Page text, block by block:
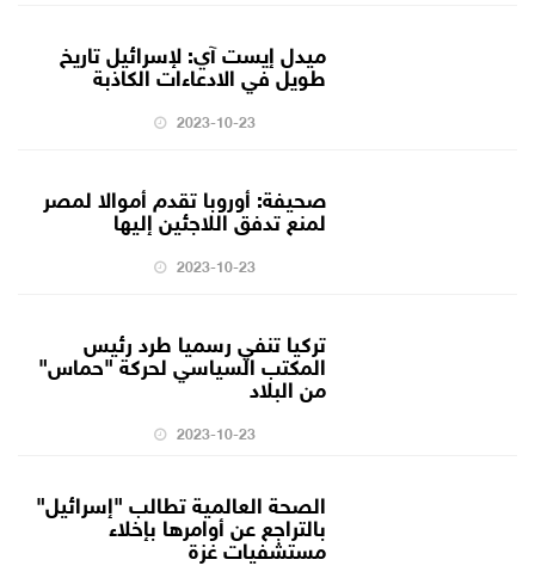
ميدل إيست آي: لإسرائيل تاريخ
طويل في الادعاءات الكاذبة
2023-10-23
صحيفة: أوروبا تقدم أموالا لمصر
لمنع تدفق اللاجئين إليها
2023-10-23
تركيا تنفي رسميا طرد رئيس
المكتب السياسي لحركة "حماس"
من البلاد
2023-10-23
الصحة العالمية تطالب "إسرائيل"
بالتراجع عن أوامرها بإخلاء
مستشفيات غزة